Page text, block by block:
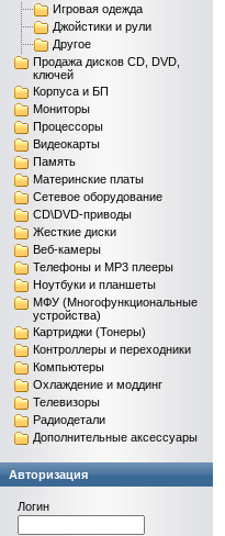
Игровая одежда
Джойстики и рули
Другое
Продажа дисков CD, DVD,
ключей
Корпуса и БП
Мониторы
Процессоры
Видеокарты
Память
Материнские платы
Сетевое оборудование
CD\DVD-приводы
Жесткие диски
Веб-камеры
Телефоны и MP3 плееры
Ноутбуки и планшеты
МФУ (Многофункциональные
устройства)
Картриджи (Тонеры)
Контроллеры и переходники
Компьютеры
Охлаждение и моддинг
Телевизоры
Радиодетали
Дополнительные аксессуары
Авторизация
Логин